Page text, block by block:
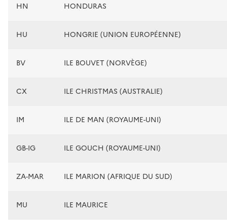
HN HONDURAS
HU HONGRIE (UNION EUROPÉENNE)
BV ILE BOUVET (NORVÈGE)
CX ILE CHRISTMAS (AUSTRALIE)
IM ILE DE MAN (ROYAUME-UNI)
GB-IG ILE GOUCH (ROYAUME-UNI)
ZA-MAR ILE MARION (AFRIQUE DU SUD)
MU ILE MAURICE